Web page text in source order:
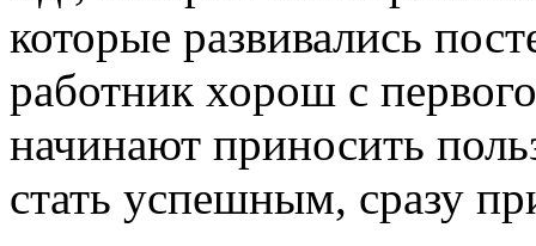
которые развивались
работник хорош с
начинают приносить
стать успешным, сразу